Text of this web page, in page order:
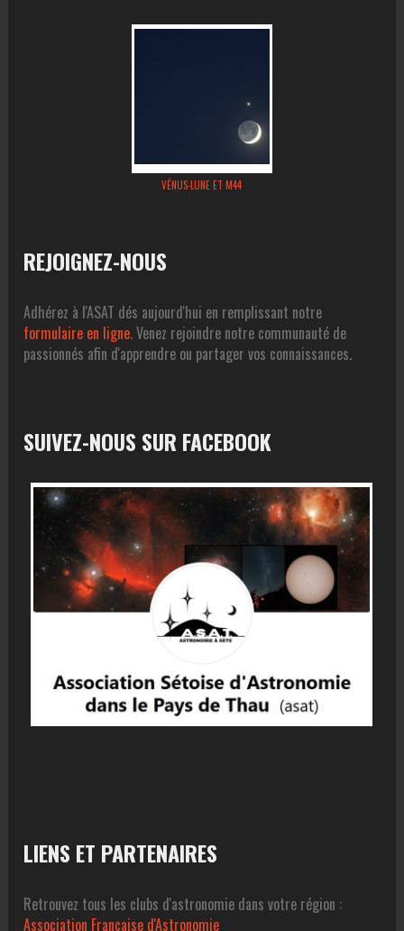
VÉNUS-LUNE ET M44
REJOIGNEZ-NOUS
Adhérez à l'ASAT dés aujourd'hui en remplissant notre
formulaire en ligne. Venez rejoindre notre communauté de
passionnés afin d'apprendre ou partager vos connaissances.
SUIVEZ-NOUS SUR FACEBOOK
LIENS ET PARTENAIRES
Retrouvez tous les clubs d'astronomie dans votre région :
Association Francaise d'Astronomie